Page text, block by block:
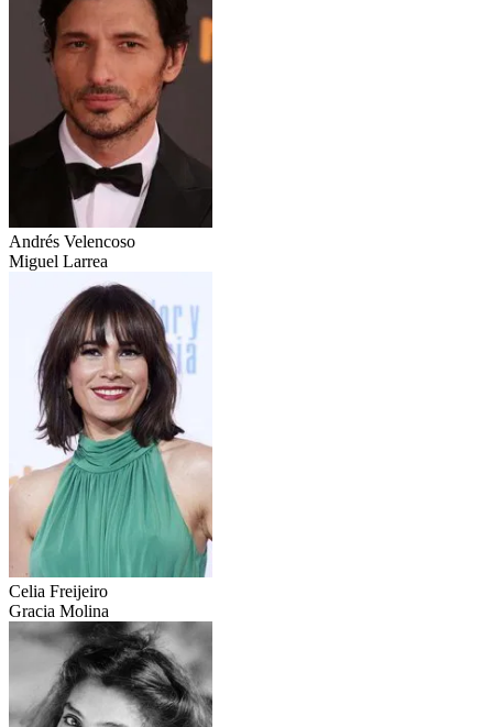
Andrés Velencoso
Miguel Larrea
Celia Freijeiro
Gracia Molina